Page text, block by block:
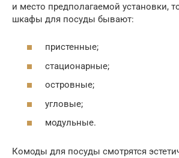
и место предполагаемой установки,
шкафы для посуды бывают:
пристенные;
стационарные;
островные;
угловые;
модульные.
Комоды для посуды смотрятся